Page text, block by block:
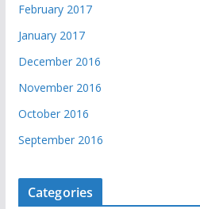
February 2017
January 2017
December 2016
November 2016
October 2016
September 2016
Categories